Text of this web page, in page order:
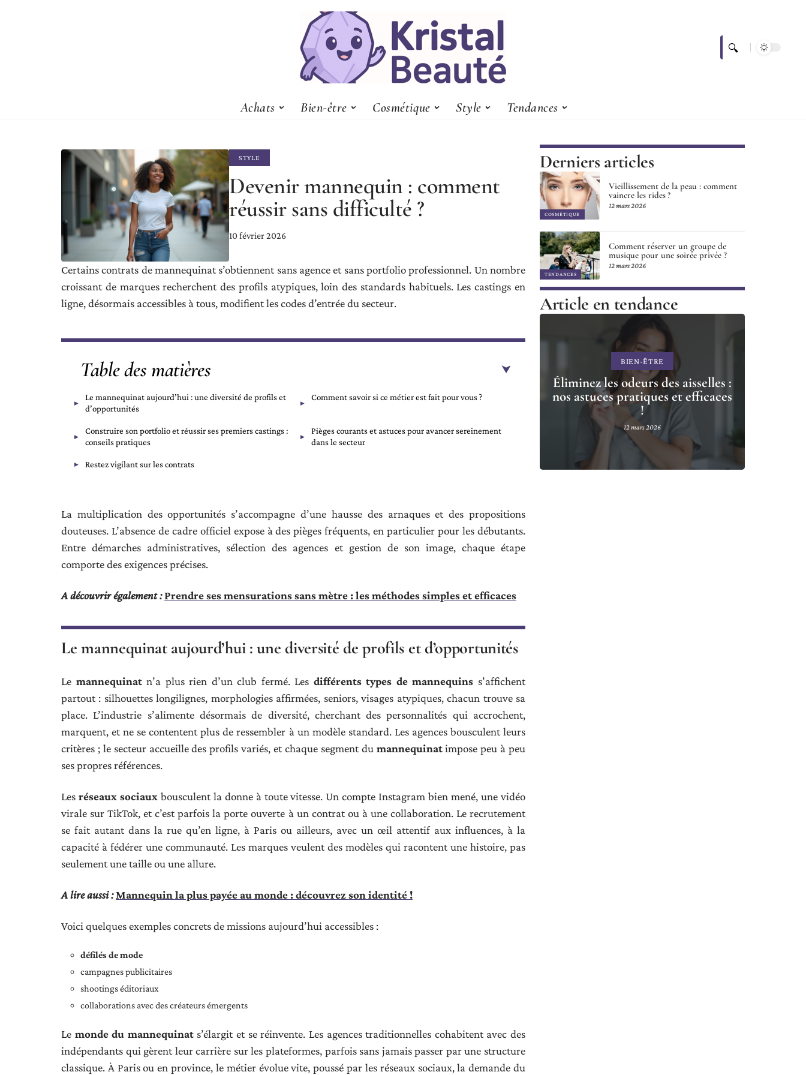
Achats Bien-être Cosmétique Style Tendances
STYLE
Devenir mannequin : comment
réussir sans difficulté ?
10 février 2026
Certains contrats de mannequinat s’obtiennent sans agence et sans portfolio professionnel. Un nombre
croissant de marques recherchent des profils atypiques, loin des standards habituels. Les castings en
ligne, désormais accessibles à tous, modifient les codes d’entrée du secteur.
Table des matières
Le mannequinat aujourd’hui : une diversité de profils et
d’opportunités
Comment savoir si ce métier est fait pour vous ?
Construire son portfolio et réussir ses premiers castings :
conseils pratiques
Pièges courants et astuces pour avancer sereinement
dans le secteur
Restez vigilant sur les contrats
La multiplication des opportunités s’accompagne d’une hausse des arnaques et des propositions
douteuses. L’absence de cadre officiel expose à des pièges fréquents, en particulier pour les débutants.
Entre démarches administratives, sélection des agences et gestion de son image, chaque étape
comporte des exigences précises.
A découvrir également :Prendre ses mensurations sans mètre : les méthodes simples et efficaces
Le mannequinat aujourd’hui : une diversité de profils et d’opportunités
Le mannequinatn’a plus rien d’un club fermé. Les différents types de mannequins s’affichent
partout : silhouettes longilignes, morphologies affirmées, seniors, visages atypiques, chacun trouve sa
place. L’industrie s’alimente désormais de diversité, cherchant des personnalités qui accrochent,
marquent, et ne se contentent plus de ressembler à un modèle standard. Les agences bousculent leurs
critères ; le secteur accueille des profils variés, et chaque segment du mannequinatimpose peu à peu
ses propres références.
Les réseaux sociaux bousculent la donne à toute vitesse. Un compte Instagram bien mené, une vidéo
virale sur TikTok, et c’est parfois la porte ouverte à un contrat ou à une collaboration. Le recrutement
se fait autant dans la rue qu’en ligne, à Paris ou ailleurs, avec un œil attentif aux influences, à la
capacité à fédérer une communauté. Les marques veulent des modèles qui racontent une histoire, pas
seulement une taille ou une allure.
A lire aussi :Mannequin la plus payée au monde : découvrez son identité !
Voici quelques exemples concrets de missions aujourd’hui accessibles :
défilés de mode
campagnes publicitaires
shootings éditoriaux
collaborations avec des créateurs émergents
Le monde du mannequinats’élargit et se réinvente. Les agences traditionnelles cohabitent avec des
indépendants qui gèrent leur carrière sur les plateformes, parfois sans jamais passer par une structure
classique. À Paris ou en province, le métier évolue vite, poussé par les réseaux sociaux, la demande du
Derniers articles
COSMÉTIQUE
Vieillissement de la peau : comment
vaincre les rides ?
12 mars 2026
TENDANCES
Comment réserver un groupe de
musique pour une soirée privée ?
12 mars 2026
Article en tendance
BIEN-ÊTRE
Éliminez les odeurs des aisselles :
nos astuces pratiques et efficaces
!
12 mars 2026